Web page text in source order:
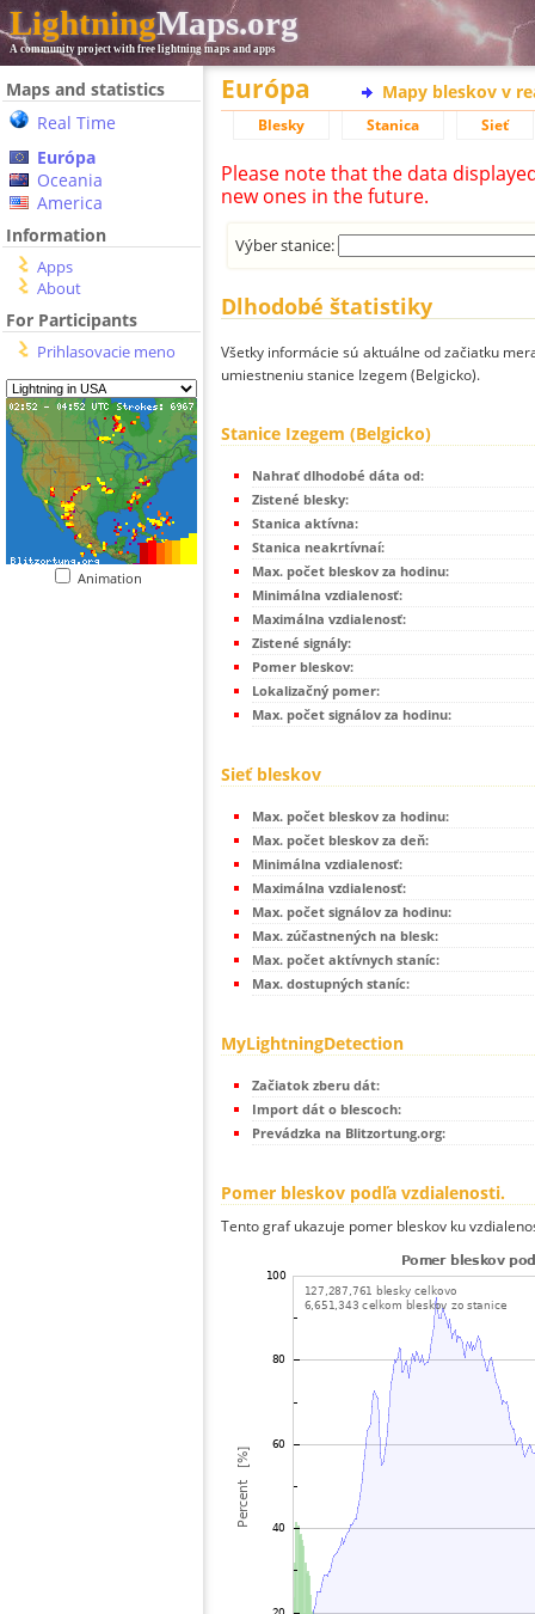
LightningMaps.org
A community project with free lightning maps and apps
Maps and statistics
Real Time
Európa
Oceania
America
Information
Apps
About
For Participants
Prihlasovacie meno
Animation
Európa Mapy bleskov v
Blesky Stanica Sieť
Please note that the data
new ones in the future.
Výber stanice:
Dlhodobé štatistiky
Všetky informácie sú aktuálne od začiatku
umiestneniu stanice Izegem (Belgicko).
Stanice Izegem (Belgicko)
Nahrať dlhodobé dáta od:
Zistené blesky:
Stanica aktívna:
Stanica neakrtívnaí:
Max. počet bleskov za hodinu:
Minimálna vzdialenosť:
Maximálna vzdialenosť:
Zistené signály:
Pomer bleskov:
Lokalizačný pomer:
Max. počet signálov za hodinu:
Sieť bleskov
Max. počet bleskov za hodinu:
Max. počet bleskov za deň:
Minimálna vzdialenosť:
Maximálna vzdialenosť:
Max. počet signálov za hodinu:
Max. zúčastnených na blesk:
Max. počet aktívnych staníc:
Max. dostupných staníc:
MyLightningDetection
Začiatok zberu dát:
Import dát o blescoch:
Prevádzka na Blitzortung.org:
Pomer bleskov podľa vzdialenosti.
Tento graf ukazuje pomer bleskov ku